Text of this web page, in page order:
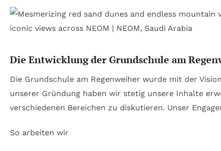
Die Entwicklung der Grundschule am
Die Grundschule am Regenweiher wurde mit der
unserer Gründung haben wir stetig unsere Inhalte
verschiedenen Bereichen zu diskutieren. Unser
So arbeiten wir